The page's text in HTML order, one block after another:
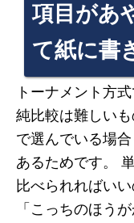
項目があ
て紙に書
トーナメント方
純比較は難しい
で選んでいる場
あるためです。
比べられればい
「こっちのほう